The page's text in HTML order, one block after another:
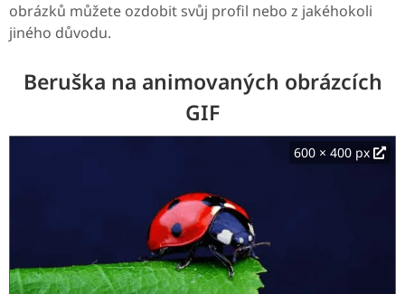
obrázků můžete ozdobit svůj profil nebo z jakéhokoli
jiného důvodu.
Beruška na animovaných obrázcích
GIF
600 × 400 px